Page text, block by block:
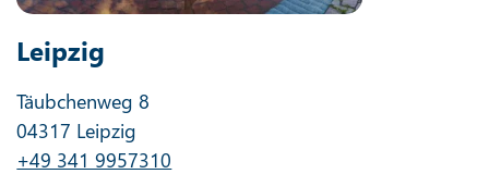
Leipzig
Täubchenweg 8
04317 Leipzig
+49 341 9957310